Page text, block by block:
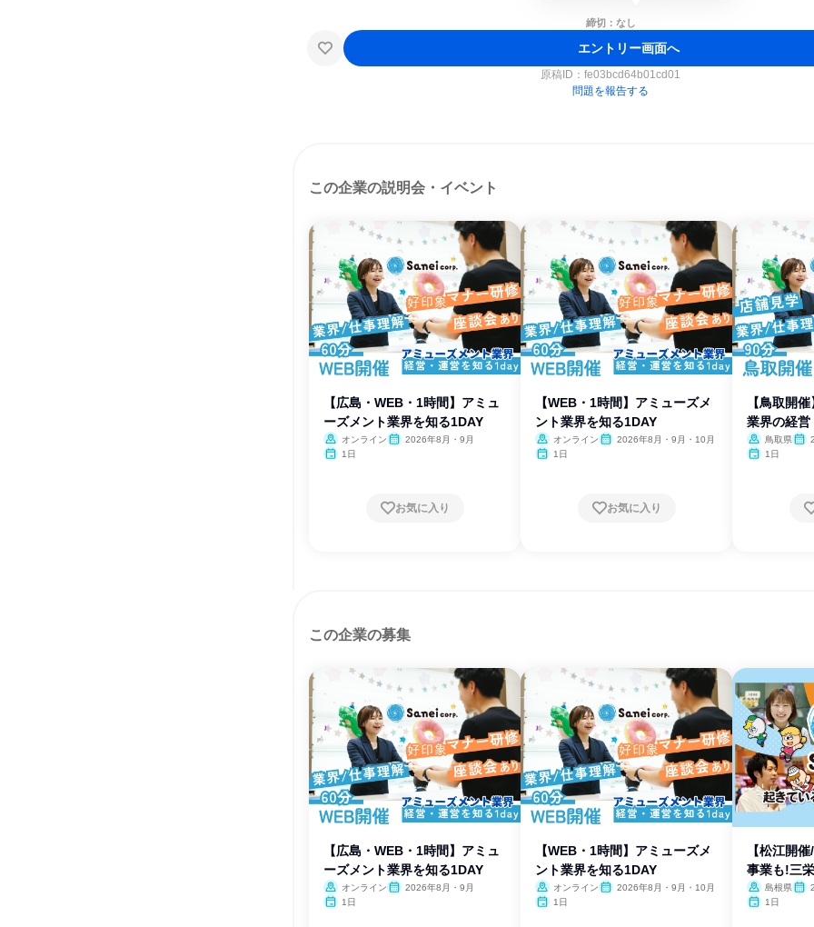
締切：なし
エントリー画面へ
原稿ID： fe03bcd64b01cd01
問題を報告する
この企業の説明会・イベント
【広島・WEB・1時間】アミュ
ーズメント業界を知る1DAY
オンライン
2026年8月・9月
1日
お気に入り
【WEB・1時間】アミューズメ
ント業界を知る1DAY
オンライン
2026年8月・9月・10月
1日
お気に入り
【鳥取開
業界の経
鳥取県
1日
この企業の募集
【広島・WEB・1時間】アミュ
ーズメント業界を知る1DAY
オンライン
2026年8月・9月
1日
【WEB・1時間】アミューズメ
ント業界を知る1DAY
オンライン
2026年8月・9月・10月
1日
【松江開
事業も!三
島根県
1日